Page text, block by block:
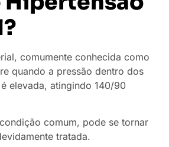
comumente conhecida como
quando a pressão dentro dos
elevada, atingindo 140/90
comum, pode se tornar
tratada.